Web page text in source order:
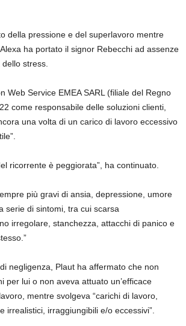
della pressione e del superlavoro mentre
ha portato il signor Rebecchi ad assenze
stress.
Web Service EMEA SARL (filiale del Regno
come responsabile delle soluzioni clienti,
una volta di un carico di lavoro eccessivo
ricorrente è peggiorata”, ha continuato.
più gravi di ansia, depressione, umore
serie di sintomi, tra cui scarsa
irregolare, stanchezza, attacchi di panico e
negligenza, Plaut ha affermato che non
per lui o non aveva attuato un’efficace
mentre svolgeva “carichi di lavoro,
irrealistici, irraggiungibili e/o eccessivi”.